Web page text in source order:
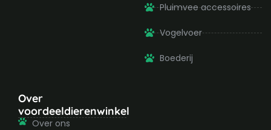
Pluimvee accessoires
Vogelvoer
Boederij
Over
voordeeldierenwinkel
Over ons